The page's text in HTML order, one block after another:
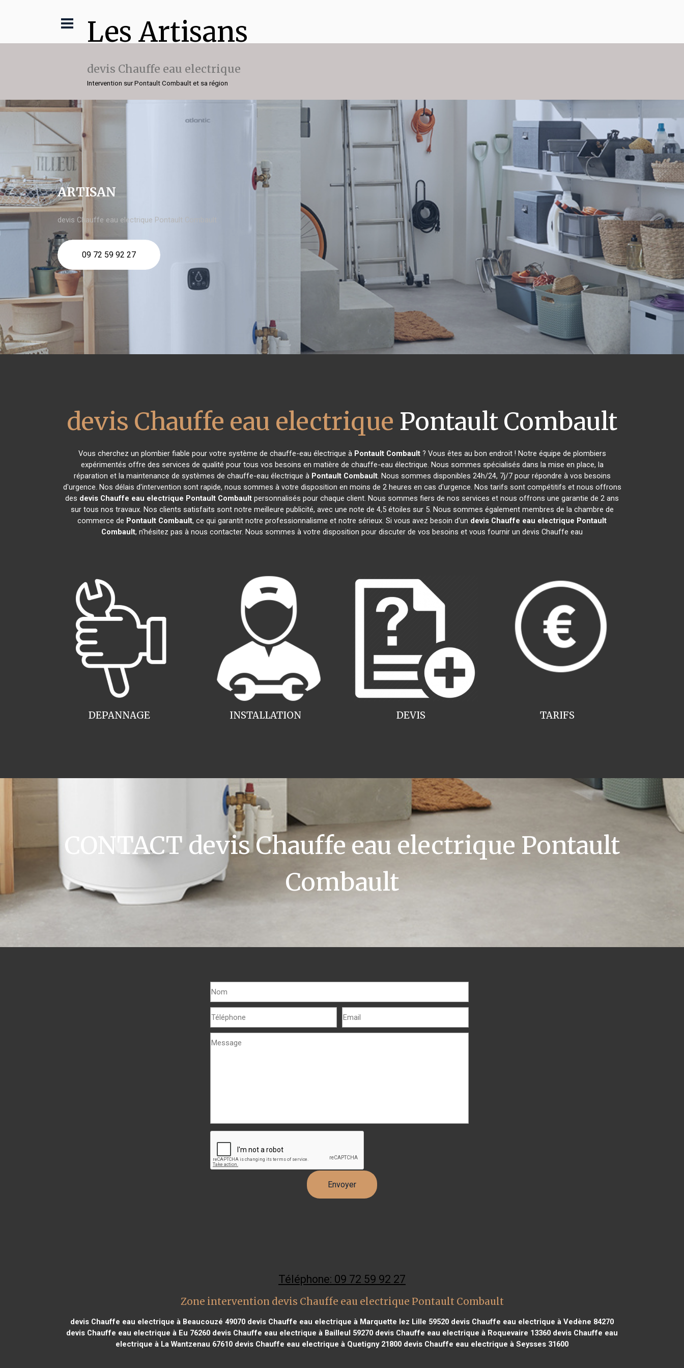
Les Artisans
devis Chauffe eau electrique
Intervention sur Pontault Combault et sa région
ARTISAN
devis Chauffe eau electrique Pontault Combault
09 72 59 92 27
devis Chauffe eau electrique Pontault Combault
Vous cherchez un plombier fiable pour votre système de chauffe-eau électrique à Pontault Combault? Vous êtes au bon endroit ! Notre équipe de plombiers
expérimentés offre des services de qualité pour tous vos besoins en matière de chauffe-eau électrique. Nous sommes spécialisés dans la mise en place, la
réparation et la maintenance de systèmes de chauffe-eau électrique à Pontault Combault. Nous sommes disponibles 24h/24, 7j/7 pour répondre à vos besoins
d'urgence. Nos délais d'intervention sont rapide, nous sommes à votre disposition en moins de 2 heures en cas d'urgence. Nos tarifs sont compétitifs et nous offrons
des devis Chauffe eau electrique Pontault Combault personnalisés pour chaque client. Nous sommes fiers de nos services et nous offrons une garantie de 2 ans
sur tous nos travaux. Nos clients satisfaits sont notre meilleure publicité, avec une note de 4,5 étoiles sur 5. Nous sommes également membres de la chambre de
commerce de Pontault Combault, ce qui garantit notre professionnalisme et notre sérieux. Si vous avez besoin d'un devis Chauffe eau electrique Pontault
Combault, n'hésitez pas à nous contacter. Nous sommes à votre disposition pour discuter de vos besoins et vous fournir un devis Chauffe eau
INSTALLATION
DEPANNAGE TARIFS
DEVIS
CONTACT devis Chauffe eau electrique Pontault
Combault
Téléphone: 09 72 59 92 27
Zone intervention devis Chauffe eau electrique Pontault Combault
devis Chauffe eau electrique à Beaucouzé 49070 devis Chauffe eau electrique à Marquette lez Lille 59520 devis Chauffe eau electrique à Vedène 84270
devis Chauffe eau electrique à Eu 76260 devis Chauffe eau electrique à Bailleul 59270 devis Chauffe eau electrique à Roquevaire 13360 devis Chauffe eau
electrique à La Wantzenau 67610 devis Chauffe eau electrique à Quetigny 21800 devis Chauffe eau electrique à Seysses 31600